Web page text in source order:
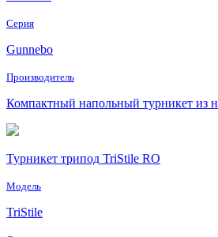
Серия
Gunnebo
Производитель
Компактный напольный турникет из
Турникет трипод TriStile RO
Модель
TriStile